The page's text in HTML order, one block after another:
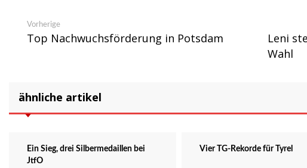
Beitragsnavigation
Vorherige
Beitrag:
Top Nachwuchsförderung in Potsdam
Leni
Wahl
ähnliche artikel
Ein Sieg, drei Silbermedaillen bei
JtfO
Vier TG-Rekorde für Tyrel